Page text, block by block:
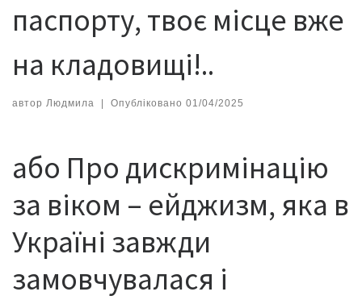
паспорту, твоє місце вже
на кладовищі!..
автор Людмила | Опубліковано 01/04/2025
або Про дискримінацію
за віком – ейджизм, яка в
Україні завжди
замовчувалася і